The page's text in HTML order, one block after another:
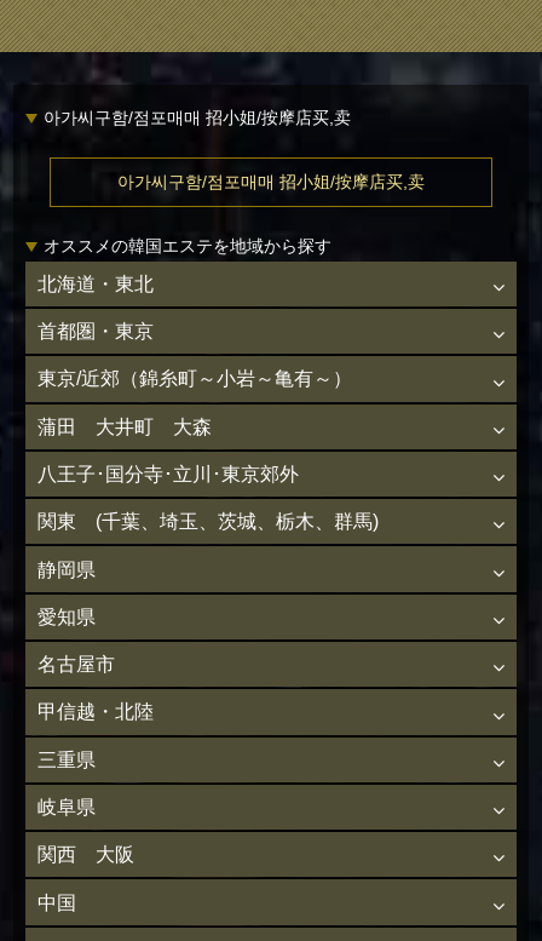
아가씨구함/점포매매 招小姐/按摩店买,卖
아가씨구함/점포매매 招小姐/按摩店买,卖
オススメの韓国エステを地域から探す
北海道・東北
首都圏・東京
東京/近郊（錦糸町～小岩～亀有～）
蒲田 大井町 大森
八王子･国分寺･立川･東京郊外
関東 (千葉、埼玉、茨城、栃木、群馬)
静岡県
愛知県
名古屋市
甲信越・北陸
三重県
岐阜県
関西 大阪
中国